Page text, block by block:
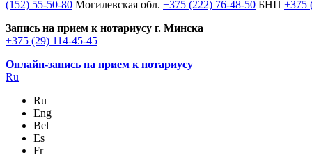
(152) 55-50-80 Могилевская обл. +375 (222) 76-48-50 БНП +375
Запись на прием к нотариусу г. Минска
+375 (29) 114-45-45
Онлайн-запись на прием к нотариусу
Ru
Ru
Eng
Bel
Es
Fr